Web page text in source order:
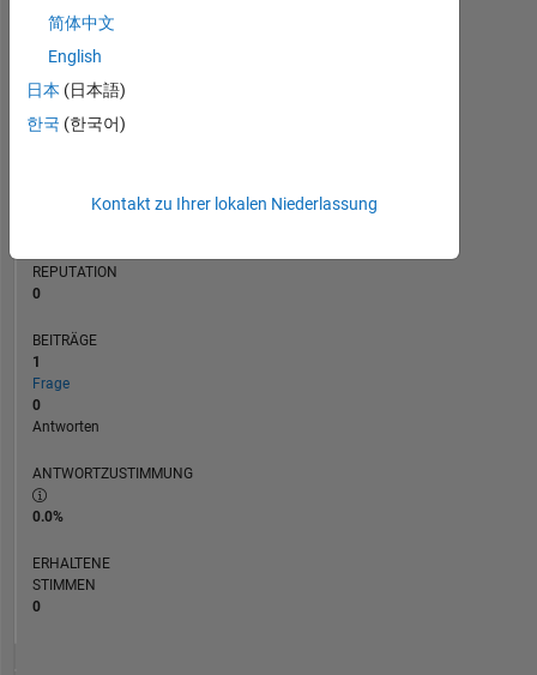
0
REPUTATION
0
BEITRÄGE
1
Frage
0
Antworten
ANTWORTZUSTIMMUNG
0.0%
ERHALTENE
STIMMEN
0
简体中文
English
日本 (日本語)
한국 (한국어)
Kontakt zu Ihrer lokalen Niederlassung